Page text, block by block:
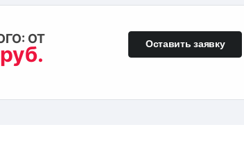
ОТ Оставить заявку